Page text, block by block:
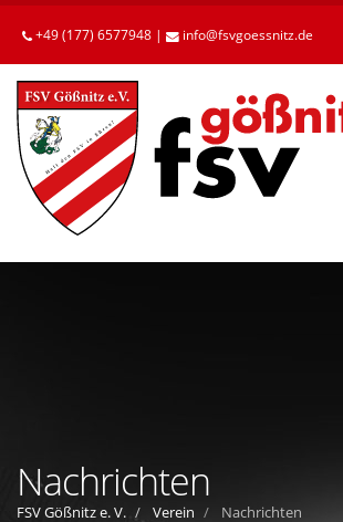
Betätigen
die
Enter-
Taste,
um
zum
Hauptinhalt
gelangen.
+49 (177) 6577948 | info fsvgoessnitz de
Nachrichten
FSV Gößnitz e. V. Verein Nachrichten